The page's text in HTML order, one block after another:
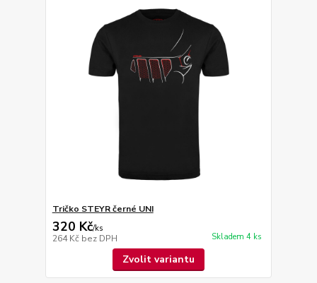
Tričko STEYR černé UNI
320 Kč/ks
264 Kč bez DPH Skladem 4 ks
Zvolit variantu